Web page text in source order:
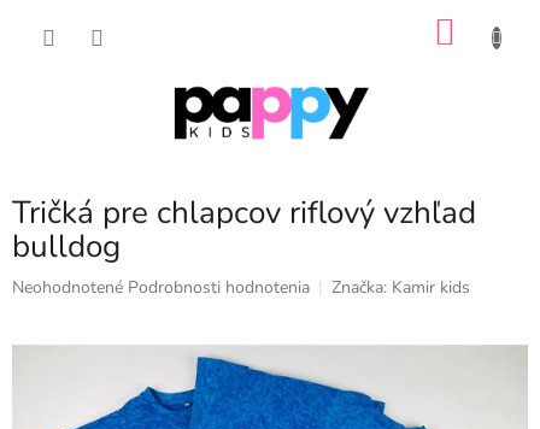
Tričká pre chlapcov riflový vzhľad
bulldog
Priemerné
Neohodnotené Podrobnosti hodnotenia Značka: Kamir kids